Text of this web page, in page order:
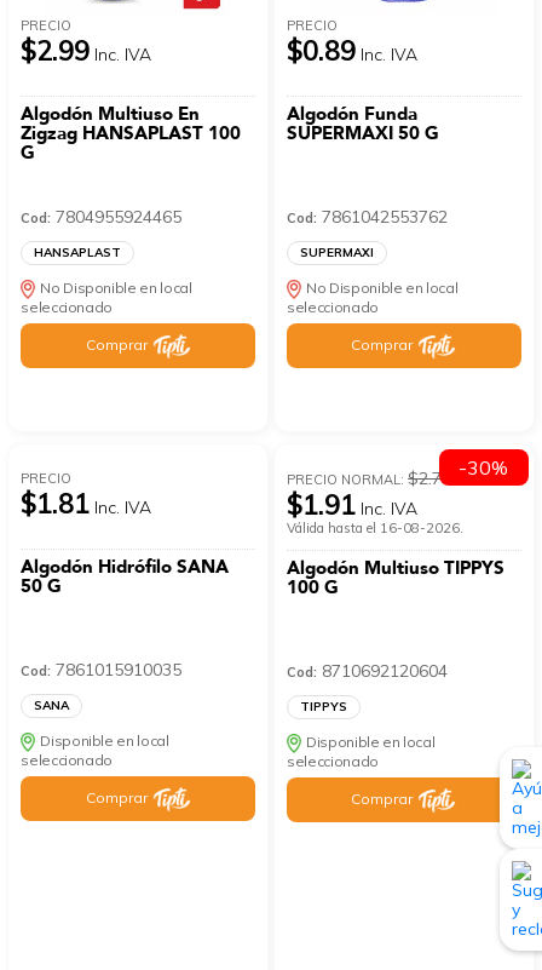
PRECIO
$2.99 Inc. IVA
Algodón Multiuso En
Zigzag HANSAPLAST 100
G
Cod: 7804955924465
HANSAPLAST
No Disponible en local
seleccionado
Comprar
PRECIO
$0.89 Inc. IVA
Algodón Funda
SUPERMAXI 50 G
Cod: 7861042553762
SUPERMAXI
No Disponible en local
seleccionado
Comprar
PRECIO
$1.81 Inc. IVA
Algodón Hidrófilo SANA
50 G
Cod: 7861015910035
SANA
Disponible en local
seleccionado
Comprar
PRECIO NORMAL:$2.73
$1.91 Inc. IVA
Válida hasta el 16-08-2026.
Algodón Multiuso TIPPYS
100 G
Cod: 8710692120604
TIPPYS
Disponible en local
seleccionado
Comprar
-30%